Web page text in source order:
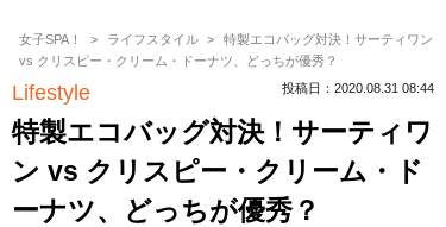
女子SPA！ ライフスタイル
特製エコバッグ対決！サーティワン
vs クリスピー・クリーム・ドーナツ、どっちが優秀？
Lifestyle 投稿日：2020.08.31 08:44
特製エコバッグ対決！サーティワ
ン vs クリスピー・クリーム・ド
ーナツ、どっちが優秀？